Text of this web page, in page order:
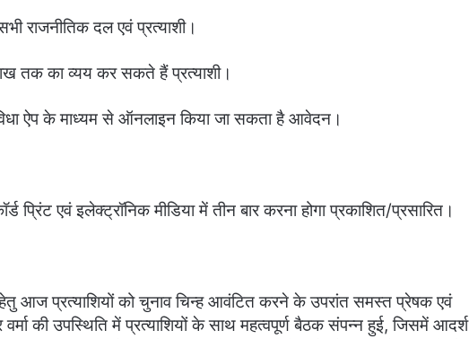
राजनीतिक दल एवं प्रत्याशी।
तक का व्यय कर सकते हैं प्रत्याशी।
ऐप के माध्यम से ऑनलाइन किया जा सकता है आवेदन।
प्रिंट एवं इलेक्ट्रॉनिक मीडिया में तीन बार करना होगा प्रकाशित/प्रसारित।
आज प्रत्याशियों को चुनाव चिन्ह आवंटित करने के उपरांत समस्त प्रेषक एवं
वर्मा की उपस्थिति में प्रत्याशियों के साथ महत्वपूर्ण बैठक संपन्न हुई, जिसमें आदर्श